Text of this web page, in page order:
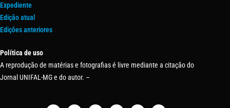
Expediente
Edição atual
Edições anteriores
Política de uso
A reprodução de matérias e fotografias é livre mediante a citação do
Jornal UNIFAL-MG e do autor. –